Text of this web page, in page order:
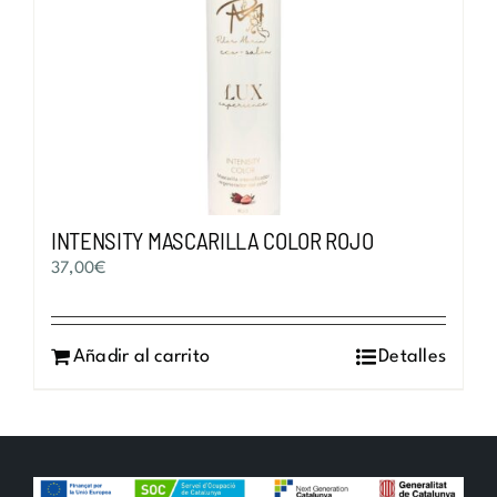
INTENSITY MASCARILLA COLOR ROJO
37,00€
Añadir al carrito Detalles